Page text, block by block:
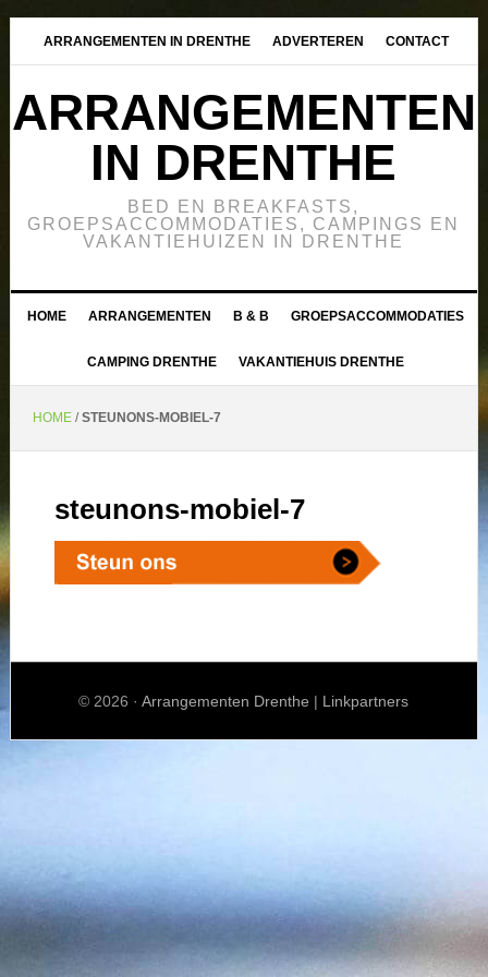
ARRANGEMENTEN IN DRENTHE ADVERTEREN CONTACT
ARRANGEMENTEN
IN DRENTHE
BED EN BREAKFASTS,
GROEPSACCOMMODATIES, CAMPINGS EN
VAKANTIEHUIZEN IN DRENTHE
HOME ARRANGEMENTEN B & B GROEPSACCOMMODATIES
CAMPING DRENTHE VAKANTIEHUIS DRENTHE
HOME/STEUNONS-MOBIEL-7
steunons-mobiel-7
© 2026 ·Arrangementen Drenthe | Linkpartners